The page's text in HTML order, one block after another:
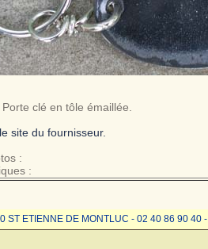
clé en tôle émaillée.
le site du fournisseur.
:
:
ST ETIENNE DE MONTLUC - 02 40 86 90 40 -